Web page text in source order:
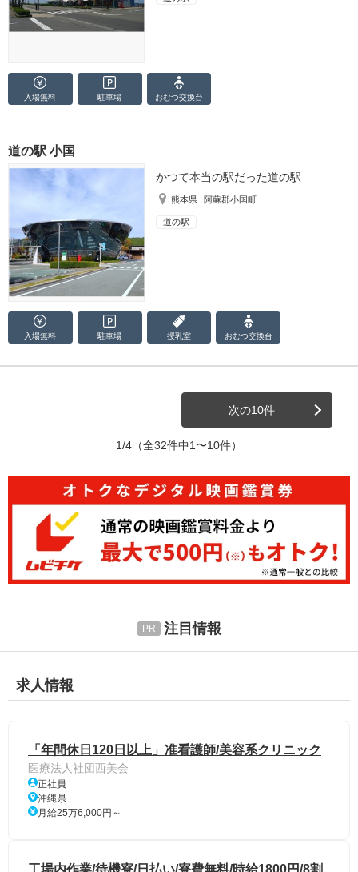
入場無料 駐車場 おむつ交換台
道の駅 小国
かつて本当の駅だった道の駅
熊本県 阿蘇郡小国町
道の駅
入場無料 駐車場 授乳室 おむつ交換台
次の10件
1/4 （全32件中1〜10件）
注目情報
求人情報
「年間休日120日以上」准看護師/美容系クリニック
医療法人社団西美会
正社員
沖縄県
月給25万6,000円～
工場内作業/待機寮/日払い/寮費無料/時給1800円/8割